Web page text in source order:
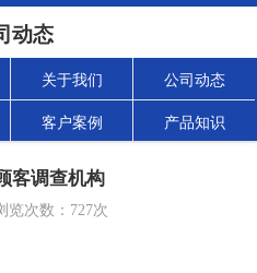
动态
关于我们 公司动态
客户案例 产品知识
客调查机构
览次数： 727次